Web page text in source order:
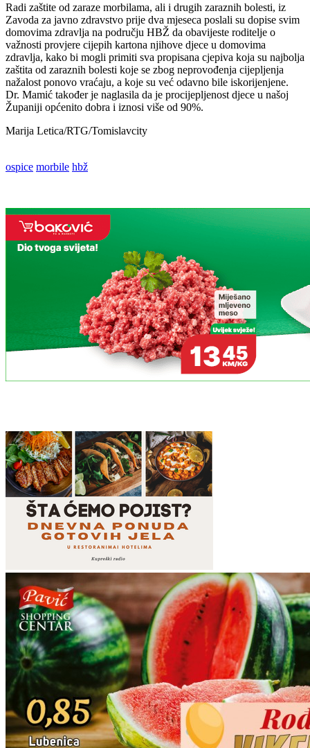
Radi zaštite od zaraze morbilama, ali i drugih zaraznih bolesti, iz
Zavoda za javno zdravstvo prije dva mjeseca poslali su dopise svim
domovima zdravlja na području HBŽ da obavijeste roditelje o
važnosti provjere cijepih kartona njihove djece u domovima
zdravlja, kako bi mogli primiti sva propisana cjepiva koja su najbolja
zaštita od zaraznih bolesti koje se zbog neprovođenja cijepljenja
nažalost ponovo vraćaju, a koje su već odavno bile iskorijenjene.
Dr. Mamić također je naglasila da je procijepljenost djece u našoj
Županiji općenito dobra i iznosi više od 90%.
Marija Letica/RTG/Tomislavcity
ospice morbile hbž